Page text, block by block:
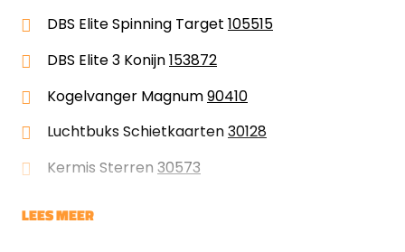
DBS Elite Spinning Target 105515
DBS Elite 3 Konijn153872
Kogelvanger Magnum90410
Luchtbuks Schietkaarten30128
Kermis Sterren 30573
LEES MEER